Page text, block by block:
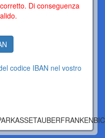
Di conseguenza
codice IBAN nel vostro